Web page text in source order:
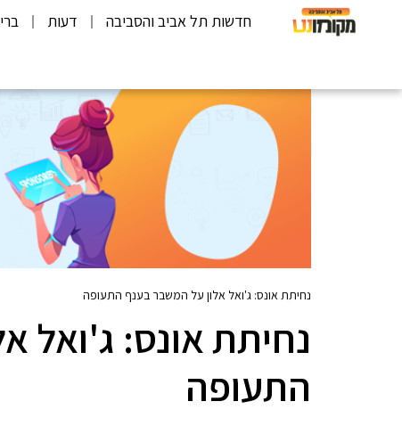
חדשות תל אביב והסביבה דעות
נחיתת אונס: ג'ואל אלון על המשבר בענף התעופה
נחיתת אונס: ג'ואל
התעופה